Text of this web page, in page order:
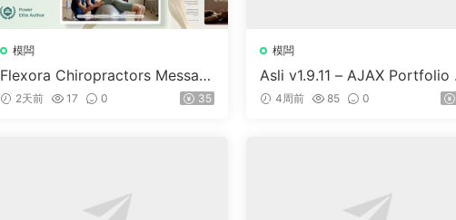
模闆
Flexora Chiropractors Messag
e and Physical Therapists Wor
2天前 17 0 35
模闆
Asli v1.9.11 – AJAX Portfolio
ementor WordPress Theme
4周前 85 0